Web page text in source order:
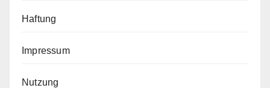
Haftung
Impressum
Nutzung